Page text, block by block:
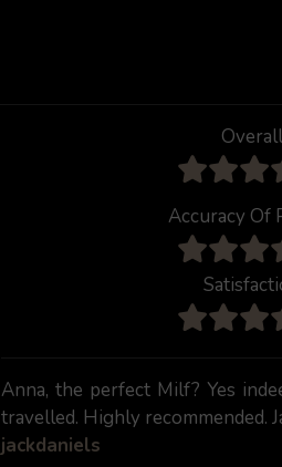
Accuracy Of
Anna, the perfect Milf? Yes
travelled. Highly recommended.
jackdaniels